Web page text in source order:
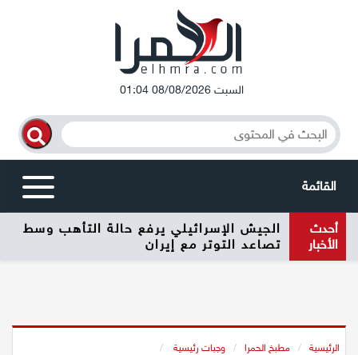
السبت 08/08/2026 01:04
القائمة
أخبار محلية
أحدث
الأخبار
الجيش الإسرائيلي يرفع حالة التأهب وسط
تصاعد التوتر مع إيران
الرئيسية / مطبخ الحمرا / وجبات رئيسية
/